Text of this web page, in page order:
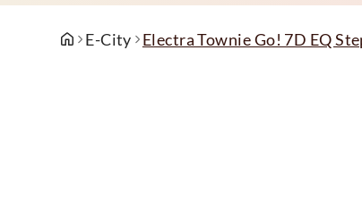
E-City Electra Townie Go! 7D EQ